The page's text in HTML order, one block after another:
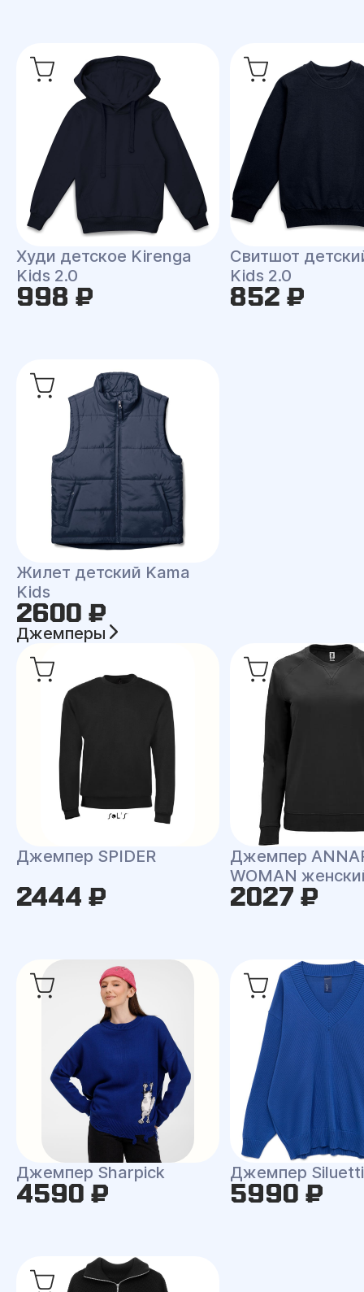
Худи детское Kirenga
Kids 2.0
998 ₽
Свитшот
Kids 2.0
852 ₽
Жилет детский Kama
Kids
2600 ₽
Джемперы
Джемпер SPIDER
2444 ₽
Джемпер
WOMAN
2027 ₽
Джемпер Sharpick
4590 ₽
Джемпер
5990 ₽